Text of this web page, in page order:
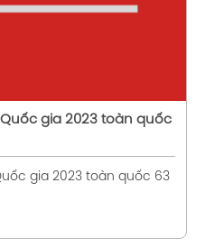
Quốc gia 2023 toàn quốc
gia 2023 toàn quốc 63